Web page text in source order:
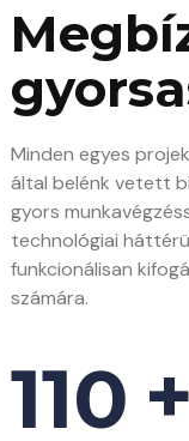
Minden egyes
által belénk vetett
gyors
technológiai
funkcionálisan
számára.
120 +